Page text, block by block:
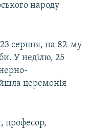
народу
серпня, на 82-му
У неділю, 25
церемонія
професор,